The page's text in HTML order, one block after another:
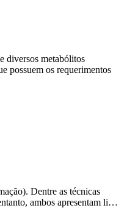
diversos metabólitos
possuem os requerimentos
Dentre as técnicas
ambos apresentam li…